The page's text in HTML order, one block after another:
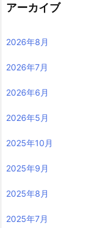
アーカイブ
2026年8月
2026年7月
2026年6月
2026年5月
2025年10月
2025年9月
2025年8月
2025年7月